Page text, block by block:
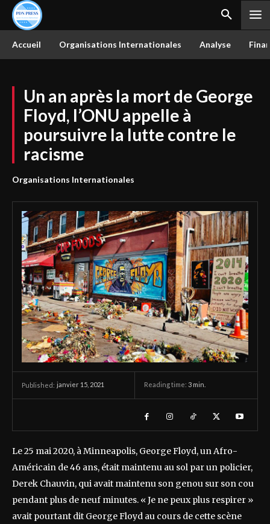
Accueil Organisations Internationales Analyse
Un an après la mort de George
Floyd, l’ONU appelle à
poursuivre la lutte contre le
racisme
Organisations Internationales
Published: janvier 15, 2021 Reading time: 3 min.
Le 25 mai 2020, à Minneapolis, George Floyd, un Afro-
Américain de 46 ans, était maintenu au sol par un policier,
Derek Chauvin, qui avait maintenu son genou sur son cou
pendant plus de neuf minutes. « Je ne peux plus respirer »
avait pourtant dit George Floyd au cours de cette scène